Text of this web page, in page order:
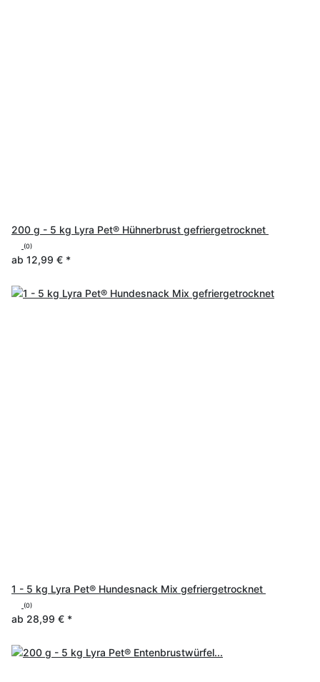
200 g - 5 kg Lyra Pet® Hühnerbrust gefriergetrocknet
(0)
ab 12,99 € *
1 - 5 kg Lyra Pet® Hundesnack Mix gefriergetrocknet
(0)
ab 28,99 € *